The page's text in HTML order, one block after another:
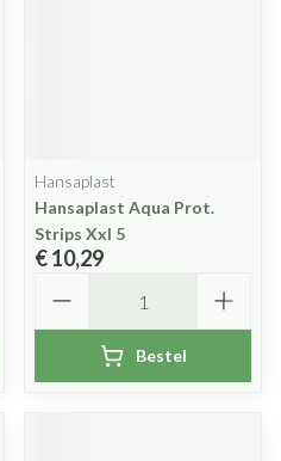
Hansaplast
Hansaplast Aqua Prot.
Strips Xxl 5
€ 10,29
Bestel